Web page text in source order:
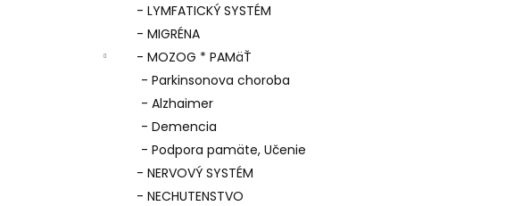
- LYMFATICKÝ SYSTÉM
- MIGRÉNA
- MOZOG * PAMäŤ
- Parkinsonova choroba
- Alzhaimer
- Demencia
- Podpora pamäte, Učenie
- NERVOVÝ SYSTÉM
- NECHUTENSTVO